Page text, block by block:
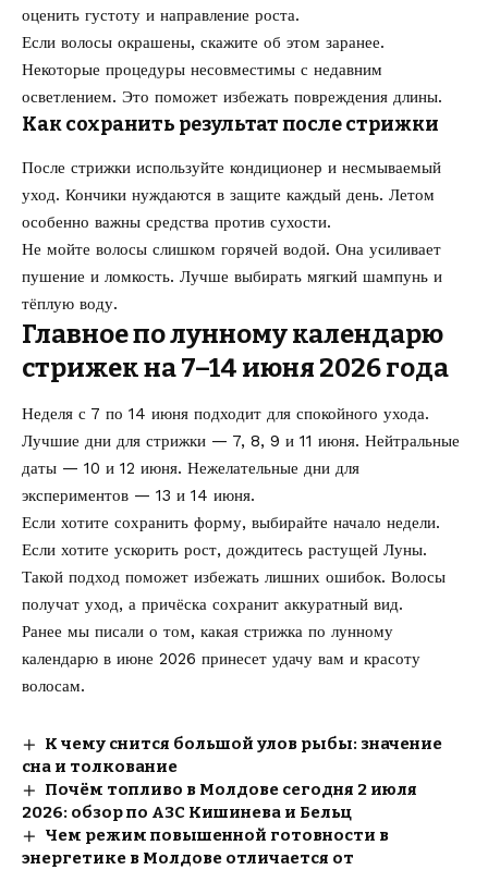
оценить густоту и направление роста.
Если волосы окрашены, скажите об этом заранее.
Некоторые процедуры несовместимы с недавним
осветлением. Это поможет избежать повреждения длины.
Как сохранить результат после стрижки
После стрижки используйте кондиционер и несмываемый
уход. Кончики нуждаются в защите каждый день. Летом
особенно важны средства против сухости.
Не мойте волосы слишком горячей водой. Она усиливает
пушение и ломкость. Лучше выбирать мягкий шампунь и
тёплую воду.
Главное по лунному календарю
стрижек на 7–14 июня 2026 года
Неделя с 7 по 14 июня подходит для спокойного ухода.
Лучшие дни для стрижки — 7, 8, 9 и 11 июня. Нейтральные
даты — 10 и 12 июня. Нежелательные дни для
экспериментов — 13 и 14 июня.
Если хотите сохранить форму, выбирайте начало недели.
Если хотите ускорить рост, дождитесь растущей Луны.
Такой подход поможет избежать лишних ошибок. Волосы
получат уход, а причёска сохранит аккуратный вид.
Ранее мы писали о том, какая стрижка по лунному
календарю в июне 2026 принесет удачу вам и красоту
волосам.
К чему снится большой улов рыбы: значение
сна и толкование
Почём топливо в Молдове сегодня 2 июля
2026: обзор по АЗС Кишинева и Бельц
Чем режим повышенной готовности в
энергетике в Молдове отличается от